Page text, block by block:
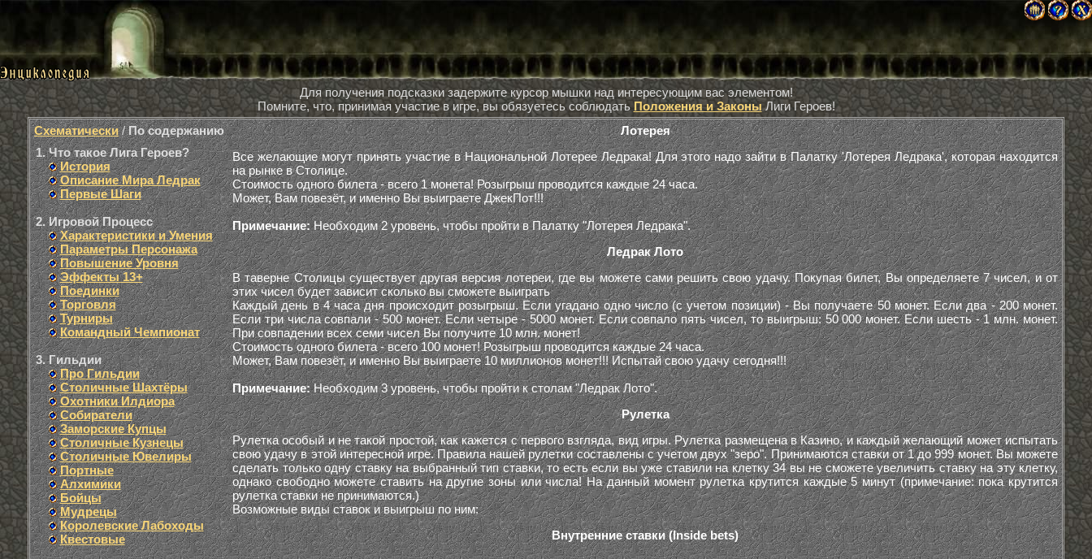
Для получения подсказки задержите курсор мышки над интересующим вас элементом!
Помните, что, принимая участие в игре, вы обязуетесь соблюдатьПоложения и ЗаконыЛиги Героев!
Схематически/По содержанию
1. Что такое Лига Героев?
История
Описание Мира Ледрак
Первые Шаги
2. Игровой Процесс
Характеристики и Умения
Параметры Персонажа
Повышение Уровня
Эффекты 13+
Поединки
Торговля
Турниры
Командный Чемпионат
3. Гильдии
Про Гильдии
Столичные Шахтёры
Охотники Илдиора
Собиратели
Заморские Купцы
Столичные Кузнецы
Столичные Ювелиры
Портные
Алхимики
Бойцы
Мудрецы
Королевские Лабоходы
Квестовые
Лотерея
Все желающие могут принять участие в Национальной Лотерее Ледрака! Для этого надо зайти в Палатку 'Лотерея Ледрака', которая находится
на рынке в Столице.
Стоимость одного билета - всего 1 монета! Розыгрыш проводится каждые 24 часа.
Может, Вам повезёт, и именно Вы выиграете ДжекПот!!!
Примечание:Необходим 2 уровень, чтобы пройти в Палатку "Лотерея Ледрака".
Ледрак Лото
В таверне Столицы существует другая версия лотереи, где вы можете сами решить свою удачу. Покупая билет, Вы определяете 7 чисел, и от
этих чисел будет зависит сколько вы сможете выиграть
Каждый день в 4 часа дня происходит розыгрыш. Если угадано одно число (с учетом позиции) - Вы получаете 50 монет. Если два - 200 монет.
Если три числа совпали - 500 монет. Если четыре - 5000 монет. Если совпало пять чисел, то выигрыш: 50 000 монет. Если шесть - 1 млн. монет.
При совпадении всех семи чисел Вы получите 10 млн. монет!
Стоимость одного билета - всего 100 монет! Розыгрыш проводится каждые 24 часа.
Может, Вам повезёт, и именно Вы выиграете 10 миллионов монет!!! Испытай свою удачу сегодня!!!
Примечание:Необходим 3 уровень, чтобы пройти к столам "Ледрак Лото".
Рулетка
Рулетка особый и не такой простой, как кажется с первого взгляда, вид игры. Рулетка размещена в Казино, и каждый желающий может испытать
свою удачу в этой интересной игре. Правила нашей рулетки составлены с учетом двух "зеро". Принимаются ставки от 1 до 999 монет. Вы можете
сделать только одну ставку на выбранный тип ставки, то есть если вы уже ставили на клетку 34 вы не сможете увеличить ставку на эту клетку,
однако свободно можете ставить на другие зоны или числа! На данный момент рулетка крутится каждые 5 минут (примечание: пока крутится
рулетка ставки не принимаются.)
Возможные виды ставок и выигрыш по ним:
Внутренние ставки (Inside bets)